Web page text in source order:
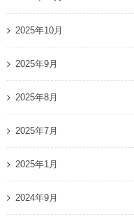
2025年10月
2025年9月
2025年8月
2025年7月
2025年1月
2024年9月